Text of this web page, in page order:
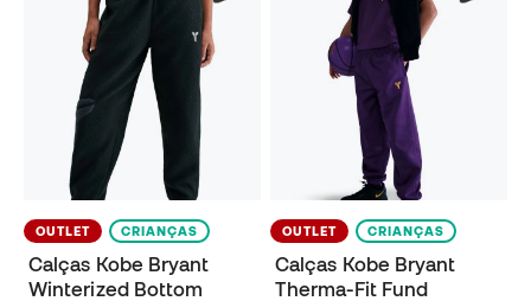
OUTLET CRIANÇAS
Calças Kobe Bryant
Winterized Bottom
OUTLET CRIANÇAS
Calças Kobe Bryant
Therma-Fit Fund